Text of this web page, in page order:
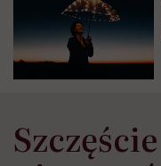
wyobraźni"